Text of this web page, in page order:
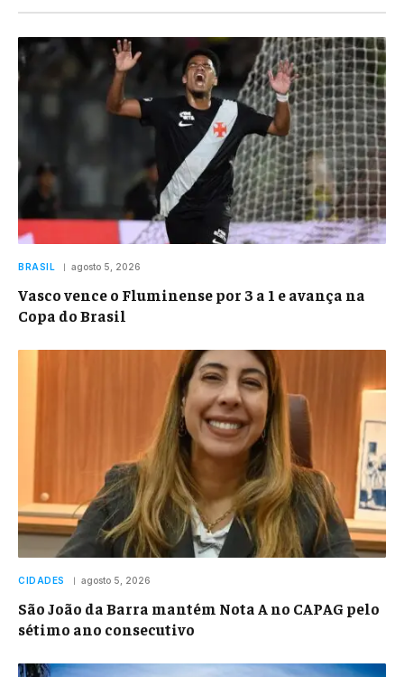
BRASIL agosto 5, 2026
Vasco vence o Fluminense por 3 a 1 e avança na
Copa do Brasil
CIDADES agosto 5, 2026
São João da Barra mantém Nota A no CAPAG pelo
sétimo ano consecutivo